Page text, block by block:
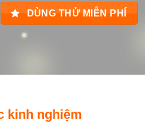
DÙNG THỬ MIỄN PHÍ
kinh nghiệm